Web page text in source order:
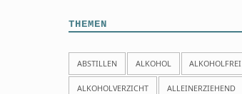
THEMEN
ABSTILLEN ALKOHOL ALKOHOLFREI
ALKOHOLVERZICHT ALLEINERZIEHEND